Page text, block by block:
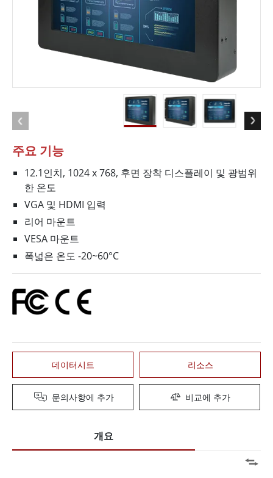
주요 기능
12.1인치, 1024 x 768, 후면 장착 디스플레이 및 광범위
한 온도
VGA 및 HDMI 입력
리어 마운트
VESA 마운트
폭넓은 온도 -20~60°C
데이터시트 리소스
문의사항에 추가 비교에 추가
개요